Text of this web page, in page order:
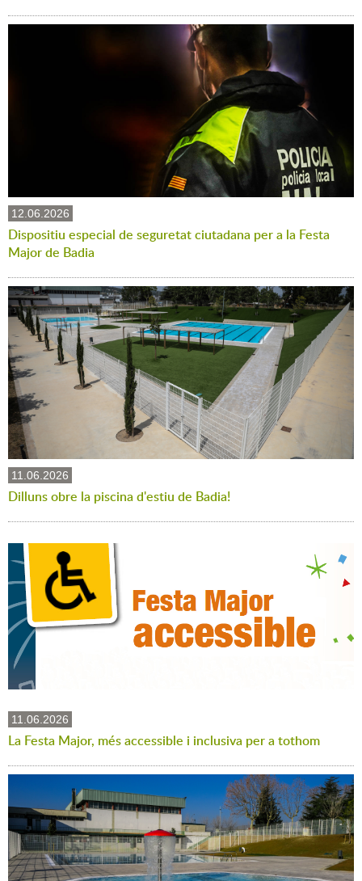
12.06.2026
Dispositiu especial de seguretat ciutadana per a la Festa
Major de Badia
11.06.2026
Dilluns obre la piscina d'estiu de Badia!
11.06.2026
La Festa Major, més accessible i inclusiva per a tothom